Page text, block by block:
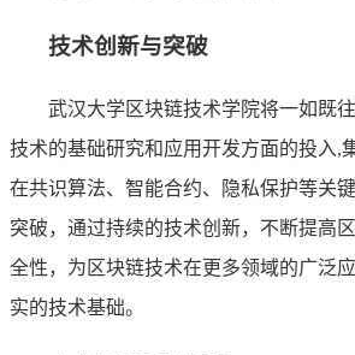
技术创新与突破
武汉大学区块链技术学院将一如既
技术的基础研究和应用开发方面的投入,
在共识算法、智能合约、隐私保护等关
突破，通过持续的技术创新，不断提高
全性，为区块链技术在更多领域的广泛
实的技术基础。